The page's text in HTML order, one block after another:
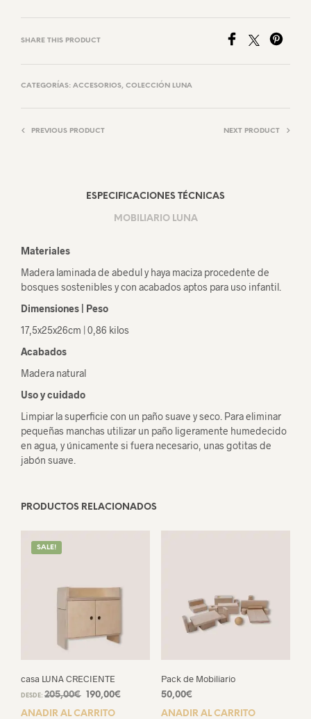
SHARE THIS PRODUCT
CATEGORÍAS: ACCESORIOS, COLECCIÓN LUNA
PREVIOUS PRODUCT NEXT PRODUCT
ESPECIFICACIONES TÉCNICAS
MOBILIARIO LUNA
Materiales
Madera laminada de abedul y haya maciza procedente de
bosques sostenibles y con acabados aptos para uso infantil.
Dimensiones | Peso
17,5x25x26cm | 0,86 kilos
Acabados
Madera natural
Uso y cuidado
Limpiar la superficie con un paño suave y seco. Para eliminar
pequeñas manchas utilizar un paño ligeramente humedecido
en agua, y únicamente si fuera necesario, unas gotitas de
jabón suave.
PRODUCTOS RELACIONADOS
SALE!
casa LUNA CRECIENTE
DESDE: 205,00€ El
precio
190,00€
AÑADIR AL CARRITO
Pack de Mobiliario
50,00€
AÑADIR AL CARRITO